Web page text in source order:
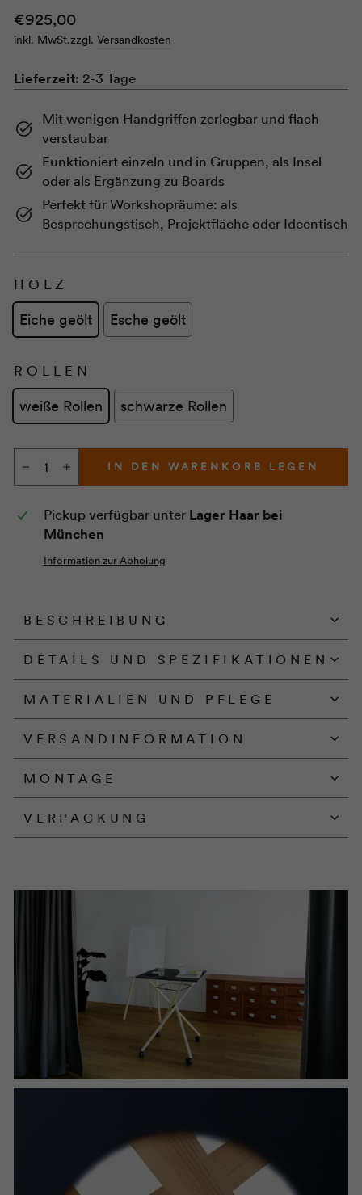
Normaler
Preis
€925,00
inkl. MwSt.zzgl. Versandkosten
Lieferzeit: 2-3 Tage
Mit wenigen Handgriffen zerlegbar und flach
verstaubar
Funktioniert einzeln und in Gruppen, als Insel
oder als Ergänzung zu Boards
Perfekt für Workshopräume: als
Besprechungstisch, Projektfläche oder Ideentisch
HOLZ
Eiche geölt Esche geölt
ROLLEN
weiße Rollen schwarze Rollen
+
IN DEN WARENKORB LEGEN
Pickup verfügbar unter Lager Haar bei
München
Information zur Abholung
BESCHREIBUNG
DETAILS UND SPEZIFIKATIONEN
MATERIALIEN UND PFLEGE
VERSANDINFORMATION
MONTAGE
VERPACKUNG